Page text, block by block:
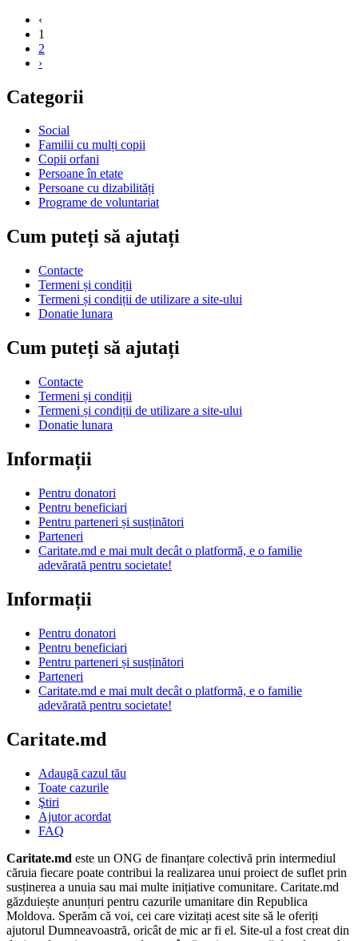
‹
1
2
›
Categorii
Social
Familii cu mulți copii
Copii orfani
Persoane în etate
Persoane cu dizabilități
Programe de voluntariat
Cum puteți să ajutați
Contacte
Termeni și condiții
Termeni și condiții de utilizare a site-ului
Donatie lunara
Cum puteți să ajutați
Contacte
Termeni și condiții
Termeni și condiții de utilizare a site-ului
Donatie lunara
Informații
Pentru donatori
Pentru beneficiari
Pentru parteneri și susținători
Parteneri
Caritate.md e mai mult decât o platformă, e o familie
adevărată pentru societate!
Informații
Pentru donatori
Pentru beneficiari
Pentru parteneri și susținători
Parteneri
Caritate.md e mai mult decât o platformă, e o familie
adevărată pentru societate!
Caritate.md
Adaugă cazul tău
Toate cazurile
Ştiri
Ajutor acordat
FAQ
Caritate.md este un ONG de finanțare colectivă prin intermediul
căruia fiecare poate contribui la realizarea unui proiect de suflet prin
susținerea a unuia sau mai multe inițiative comunitare. Caritate.md
găzduiește anunțuri pentru cazurile umanitare din Republica
Moldova. Sperăm că voi, cei care vizitați acest site să le oferiți
ajutorul Dumneavoastră, oricât de mic ar fi el. Site-ul a fost creat din